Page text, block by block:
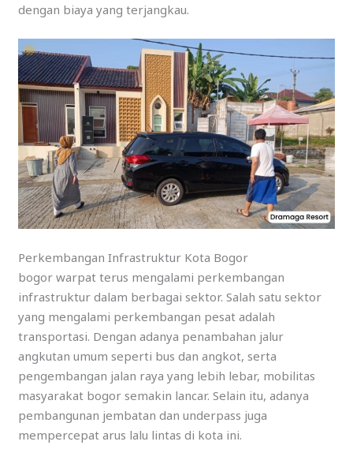
dengan biaya yang terjangkau.
Perkembangan Infrastruktur Kota Bogor
bogor warpat terus mengalami perkembangan
infrastruktur dalam berbagai sektor. Salah satu sektor
yang mengalami perkembangan pesat adalah
transportasi. Dengan adanya penambahan jalur
angkutan umum seperti bus dan angkot, serta
pengembangan jalan raya yang lebih lebar, mobilitas
masyarakat bogor semakin lancar. Selain itu, adanya
pembangunan jembatan dan underpass juga
mempercepat arus lalu lintas di kota ini.